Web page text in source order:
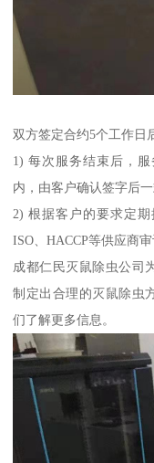
双方签定合约5个工作日
1) 每次服务结束后，
内，由客户确认签字后
2) 根据客户的要求定
ISO、HACCP等供应商审
成都仁民灭鼠除虫公司
制定出合理的灭鼠除虫
们了解更多信息。